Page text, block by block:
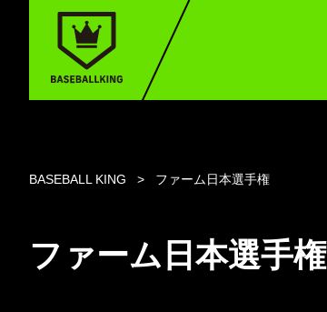
BASEBALL KING ファーム日本選手権
ファーム日本選手権